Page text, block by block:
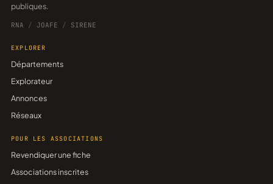
publiques.
RNA / JOAFE / SIRENE
EXPLORER
Départements
Explorateur
Annonces
Réseaux
POUR LES ASSOCIATIONS
Revendiquer une fiche
Associations inscrites